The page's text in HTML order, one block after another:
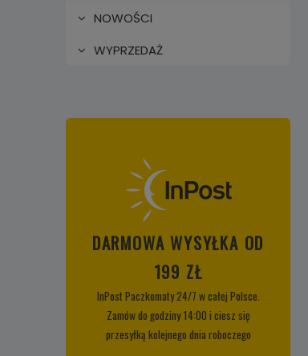
NOWOŚCI
WYPRZEDAŻ
DARMOWA WYSYŁKA OD
199 ZŁ
InPost Paczkomaty 24/7 w całej Polsce.
Zamów do godziny 14:00 i ciesz się
przesyłką kolejnego dnia roboczego